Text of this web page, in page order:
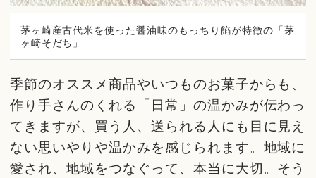
茅ヶ崎産古代米を使った醤油味のもっちり餡が特徴の「茅
ヶ崎そだち」
季節のオススメ商品やいつものお菓子からも、
作り手さんのくれる「日常」の温かみが伝わっ
てきますが、買う人、送られる人にも目に見え
ない思いやりや温かみを感じられます。地域に
愛され、地域をつなぐって、本当に大切。そう